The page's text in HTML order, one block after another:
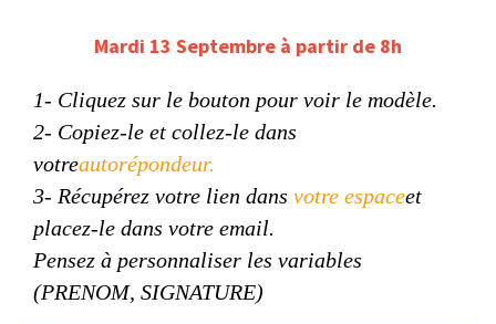
Mardi 13 Septembre à partir de 8h
1- Cliquez sur le bouton pour voir le modèle.
2- Copiez-le et collez-le dans
votreautorépondeur.
3- Récupérez votre lien dans votre espaceet
placez-le dans votre email.
Pensez à personnaliser les variables
(PRENOM, SIGNATURE)